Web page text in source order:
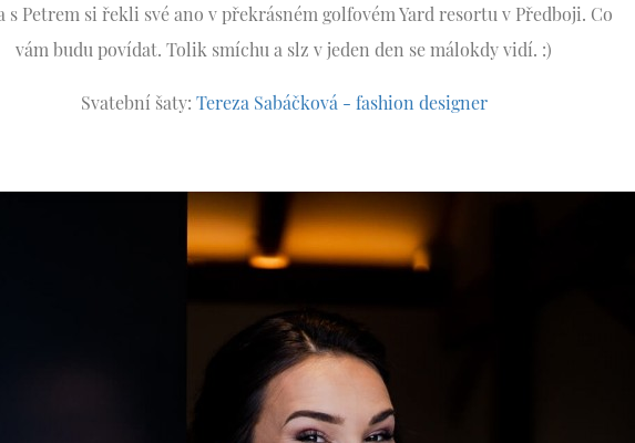
s Petrem si řekli své ano v překrásném golfovém Yard resortu v Předboji. Co
vám budu povídat. Tolik smíchu a slz v jeden den se málokdy vidí. :)
Svatební šaty: Tereza Sabáčková - fashion designer